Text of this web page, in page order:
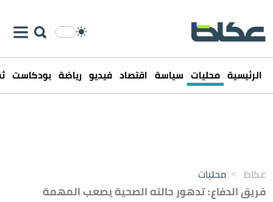
الرئيسية محليات سياسة اقتصاد فيديو رياضة بودكاست
عكاظ > محليات
فريق الدفاع: تدهور حالته الصحية يصعب المهمة